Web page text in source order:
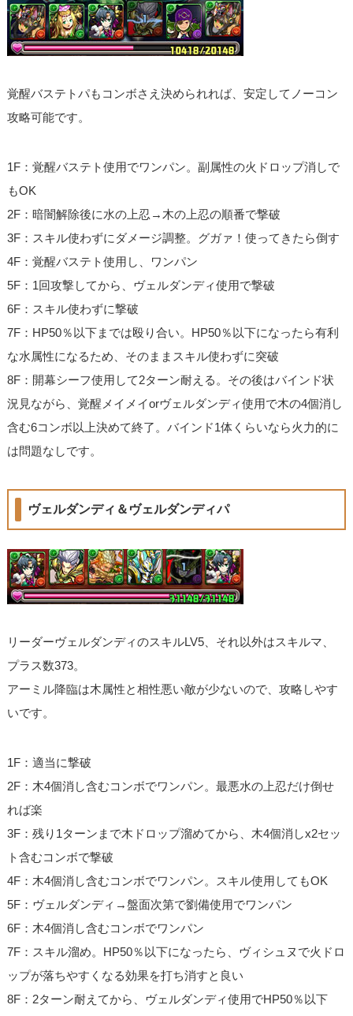
覚醒バステトパもコンボさえ決められれば、安定してノーコン
攻略可能です。
1F：覚醒バステト使用でワンパン。副属性の火ドロップ消しで
もOK
2F：暗闇解除後に水の上忍→木の上忍の順番で撃破
3F：スキル使わずにダメージ調整。グガァ！使ってきたら倒す
4F：覚醒バステト使用し、ワンパン
5F：1回攻撃してから、ヴェルダンディ使用で撃破
6F：スキル使わずに撃破
7F：HP50％以下までは殴り合い。HP50％以下になったら有利
な水属性になるため、そのままスキル使わずに突破
8F：開幕シーフ使用して2ターン耐える。その後はバインド状
況見ながら、覚醒メイメイorヴェルダンディ使用で木の4個消し
含む6コンボ以上決めて終了。バインド1体くらいなら火力的に
は問題なしです。
ヴェルダンディ＆ヴェルダンディパ
リーダーヴェルダンディのスキルLV5、それ以外はスキルマ、
プラス数373。
アーミル降臨は木属性と相性悪い敵が少ないので、攻略しやす
いです。
1F：適当に撃破
2F：木4個消し含むコンボでワンパン。最悪水の上忍だけ倒せ
れば楽
3F：残り1ターンまで木ドロップ溜めてから、木4個消しx2セッ
ト含むコンボで撃破
4F：木4個消し含むコンボでワンパン。スキル使用してもOK
5F：ヴェルダンディ→盤面次第で劉備使用でワンパン
6F：木4個消し含むコンボでワンパン
7F：スキル溜め。HP50％以下になったら、ヴィシュヌで火ドロ
ップが落ちやすくなる効果を打ち消すと良い
8F：2ターン耐えてから、ヴェルダンディ使用でHP50％以下